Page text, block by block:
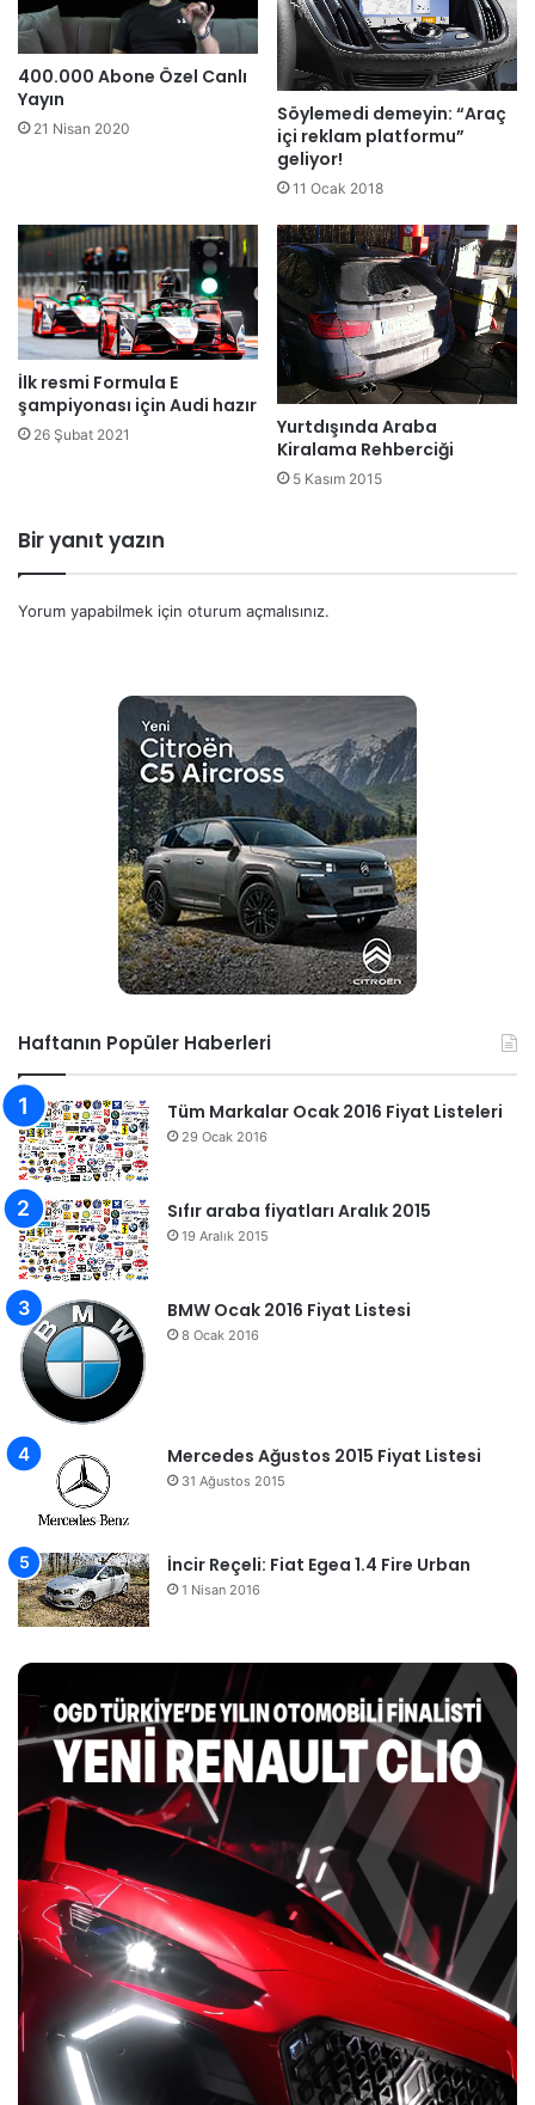
400.000 Abone Özel Canlı
Yayın
21 Nisan 2020
Söylemedi demeyin: “Araç
içi reklam platformu”
geliyor!
11 Ocak 2018
İlk resmi Formula E
şampiyonası için Audi hazır
26 Şubat 2021
Yurtdışında Araba
Kiralama Rehberciği
5 Kasım 2015
Bir yanıt yazın
Yorum yapabilmek için oturum açmalısınız.
Haftanın Popüler Haberleri
Tüm Markalar Ocak 2016 Fiyat Listeleri
29 Ocak 2016
Sıfır araba fiyatları Aralık 2015
19 Aralık 2015
BMW Ocak 2016 Fiyat Listesi
8 Ocak 2016
Mercedes Ağustos 2015 Fiyat Listesi
31 Ağustos 2015
İncir Reçeli: Fiat Egea 1.4 Fire Urban
1 Nisan 2016